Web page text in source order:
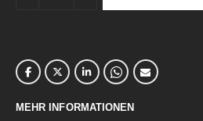
MEHR INFORMATIONEN